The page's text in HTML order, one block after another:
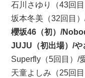
石川さゆり（43回
坂本冬美（32回目
櫻坂46（初）/
JUJU（初出場）/や
Superfly（5回目）/
天童よしみ（25回